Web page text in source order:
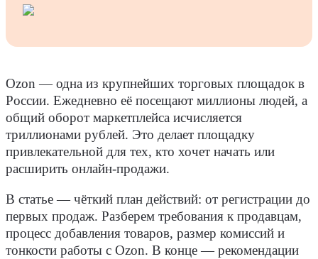
Ozon — одна из крупнейших торговых площадок в
России. Ежедневно её посещают миллионы людей, а
общий оборот маркетплейса исчисляется
триллионами рублей. Это делает площадку
привлекательной для тех, кто хочет начать или
расширить онлайн-продажи.
В статье — чёткий план действий: от регистрации до
первых продаж. Разберем требования к продавцам,
процесс добавления товаров, размер комиссий и
тонкости работы с Ozon. В конце — рекомендации